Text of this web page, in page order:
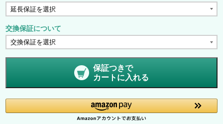
交換保証について
保証つきで
カートに入れる